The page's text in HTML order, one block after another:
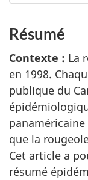
Résumé
Contexte : La
en 1998.
publique du
que la
Cet article a
résumé